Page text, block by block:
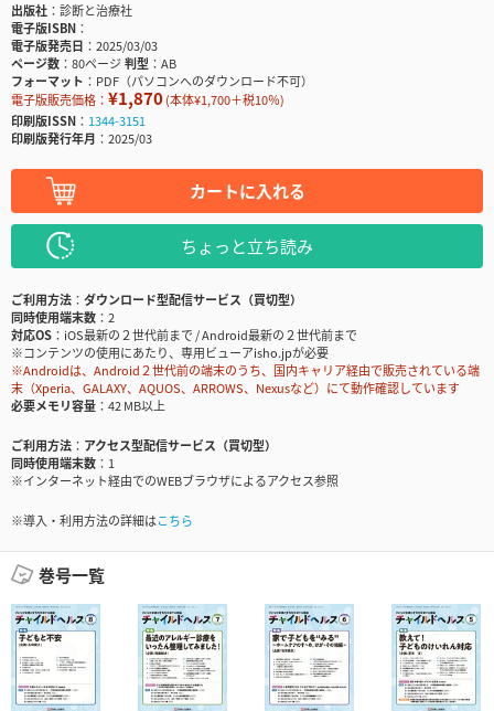
出版社
診断と治療社
電子版ISBN
電子版発売日
2025/03/03
ページ数
80ページ判型
AB
フォーマット
PDF（パソコンへのダウンロード不可）
電子版販売価格： ¥1,870(本体¥1,700＋税10％)
印刷版ISSN
1344-3151
印刷版発行年月
2025/03
カートに入れる
ちょっと立ち読み
ご利用方法
ダウンロード型配信サービス（買切型）
同時使用端末数
2
対応OS
iOS最新の２世代前まで / Android最新の２世代前まで
※コンテンツの使用にあたり、専用ビューアisho.jpが必要
※Androidは、Android２世代前の端末のうち、国内キャリア経由で販売されている端
末（Xperia、GALAXY、AQUOS、ARROWS、Nexusなど）にて動作確認しています
必要メモリ容量
42 MB以上
ご利用方法
アクセス型配信サービス（買切型）
同時使用端末数
1
※インターネット経由でのWEBブラウザによるアクセス参照
※導入・利用方法の詳細はこちら
巻号一覧